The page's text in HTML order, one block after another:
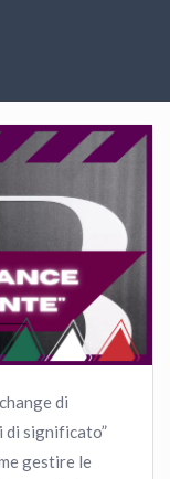
di
di significato”
gestire le